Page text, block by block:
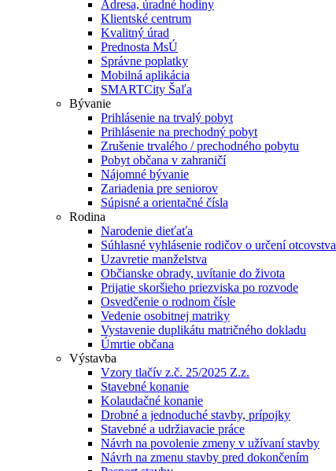
Adresa, úradné hodiny
Klientské centrum
Kvalitný úrad
Prednosta MsÚ
Správne poplatky
Mobilná aplikácia
SMARTCity Šaľa
Bývanie
Prihlásenie na trvalý pobyt
Prihlásenie na prechodný pobyt
Zrušenie trvalého / prechodného pobytu
Pobyt občana v zahraničí
Nájomné bývanie
Zariadenia pre seniorov
Súpisné a orientačné čísla
Rodina
Narodenie dieťaťa
Súhlasné vyhlásenie rodičov o určení otcovstva
Uzavretie manželstva
Občianske obrady, uvítanie do života
Prijatie skoršieho priezviska po rozvode
Osvedčenie o rodnom čísle
Vedenie osobitnej matriky
Vystavenie duplikátu matričného dokladu
Úmrtie občana
Výstavba
Vzory tlačív z.č. 25/2025 Z.z.
Stavebné konanie
Kolaudačné konanie
Drobné a jednoduché stavby, prípojky
Stavebné a udržiavacie práce
Návrh na povolenie zmeny v užívaní stavby
Návrh na zmenu stavby pred dokončením